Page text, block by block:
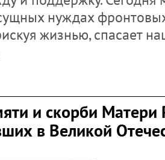
нуждах
жизнью, спасает
и скорби Матери
в Великой